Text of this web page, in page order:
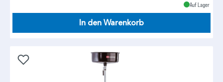
Auf Lager
In den Warenkorb